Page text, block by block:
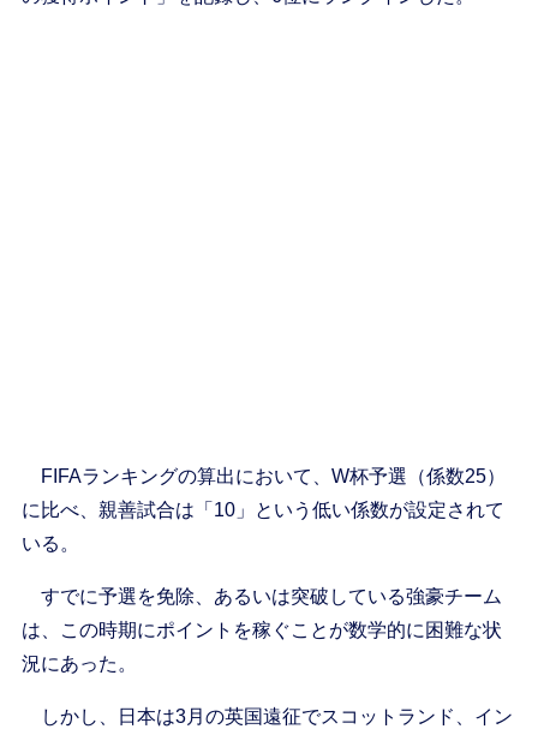
FIFAランキングの算出において、W杯予選（係数25）
に比べ、親善試合は「10」という低い係数が設定されて
いる。
すでに予選を免除、あるいは突破している強豪チーム
は、この時期にポイントを稼ぐことが数学的に困難な状
況にあった。
しかし、日本は3月の英国遠征でスコットランド、イン